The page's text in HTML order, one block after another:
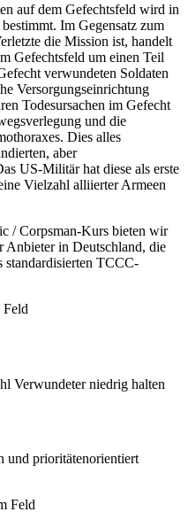
auf dem Gefechtsfeld wird in
Im Gegensatz zum
die Mission ist, handelt
Gefechtsfeld um einen Teil
verwundeten Soldaten
Versorgungseinrichtung
Todesursachen im Gefecht
und die
Dies alles
aber
US-Militär hat diese als erste
Vielzahl alliierter Armeen
/ Corpsman-Kurs bieten wir
Anbieter in Deutschland, die
standardisierten TCCC-
Verwundeter niedrig halten
und prioritätenorientiert